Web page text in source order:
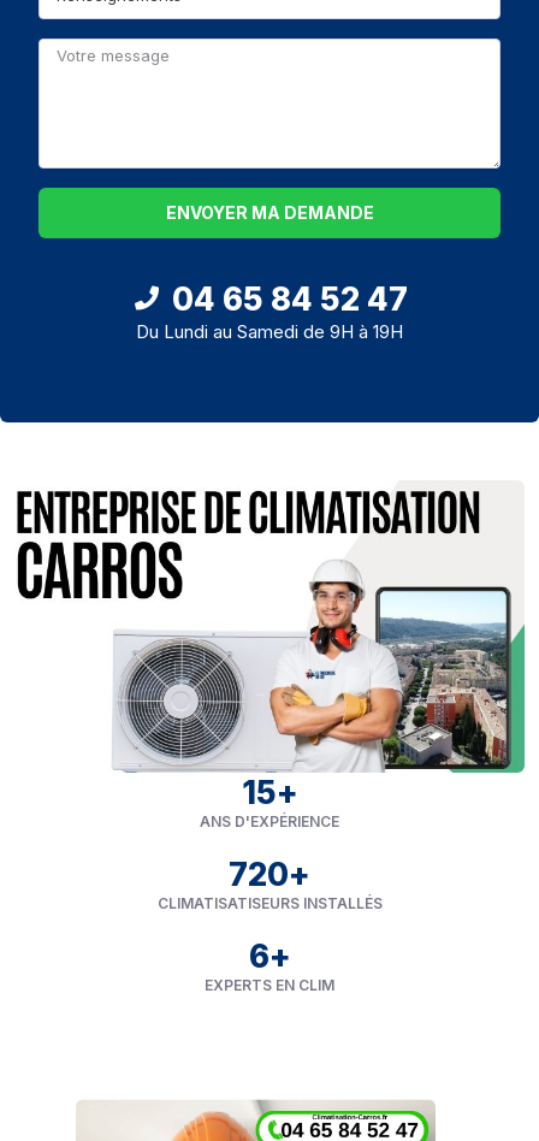
ANS D'EXPÉRIENCE
15+
CLIMATISATISEURS INSTALLÉS
720+
EXPERTS EN CLIM
6+
ENVOYER MA DEMANDE
04 65 84 52 47
Du Lundi au Samedi de 9H à 19H